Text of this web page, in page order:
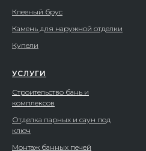
Клееный брус
Камень для наружной отделки
Купели
УСЛУГИ
Строительство бань и
комплексов
Отделка парных и саун под
ключ
Монтаж банных печей